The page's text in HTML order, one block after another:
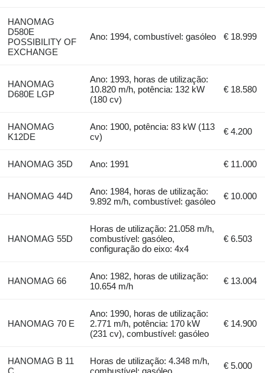
HANOMAG
D580E
POSSIBILITY OF
EXCHANGE
Ano: 1994, combustível: gasóleo € 18.999
HANOMAG
D680E LGP
Ano: 1993, horas de utilização:
10.820 m/h, potência: 132 kW
(180 cv)
€ 18.580
HANOMAG
K12DE
Ano: 1900, potência: 83 kW (113
cv)
€ 4.200
HANOMAG 35D Ano: 1991 € 11.000
HANOMAG 44D
Ano: 1984, horas de utilização:
9.892 m/h, combustível: gasóleo
€ 10.000
HANOMAG 55D
Horas de utilização: 21.058 m/h,
combustível: gasóleo,
configuração do eixo: 4x4
€ 6.503
HANOMAG 66
Ano: 1982, horas de utilização:
10.654 m/h
€ 13.004
HANOMAG 70 E
Ano: 1990, horas de utilização:
2.771 m/h, potência: 170 kW
(231 cv), combustível: gasóleo
€ 14.900
HANOMAG B 11
C
Horas de utilização: 4.348 m/h,
combustível: gasóleo
€ 5.000